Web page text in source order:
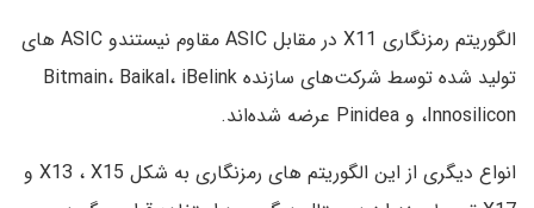
الگوریتم رمزنگاری X11 در مقابل ASIC مقاوم نیستندو ASIC های
تولید شده توسط شرکت‌های سازنده Bitmain، Baikal، iBelink
،Innosilicon و Pinidea عرضه شده‌اند.
انواع دیگری از این الگوریتم های رمزنگاری به شکل X13 ، X15 و